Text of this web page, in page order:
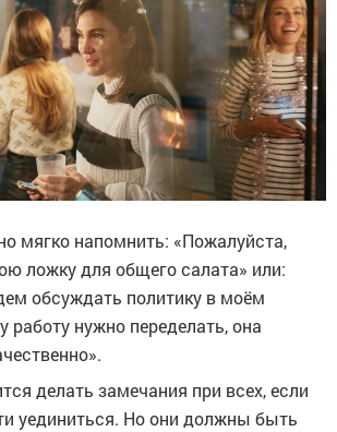
мягко напомнить: «Пожалуйста,
ложку для общего салата» или:
обсуждать политику в моём
работу нужно переделать, она
делать замечания при всех, если
уединиться. Но они должны быть